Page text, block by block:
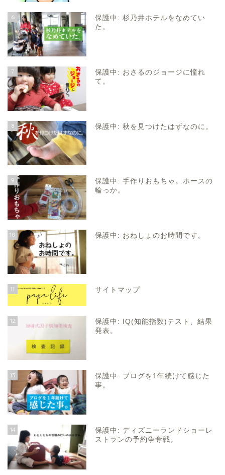
6
保護中: 杉乃井ホテルをなめてい
た。
7
保護中: おさるのジョージに憧れ
て。
8 保護中: 秋を見つけたはずなのに。
9
保護中: 手作りおもちゃ。ホースの
輪っか。
10 保護中: おねしょのお時間です。
11 サイトマップ
12
保護中: IQ(知能指数)テスト、結果
発表。
13
保護中: ブログを1年続けて感じた
事。
14
保護中: ディズニーランドショーレ
ストランの予約争奪戦。